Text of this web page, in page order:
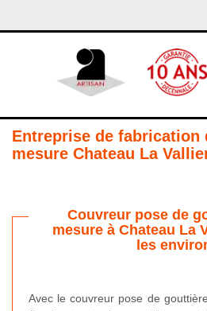
Entreprise de fabrication
mesure Chateau La
Couvreur pose de
mesure à Chateau La
les
Avec le couvreur pose de